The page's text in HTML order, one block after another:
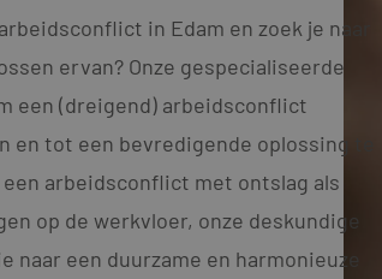
in Edam en zoek je naar
ervan? Onze gespecialiseerde
een (dreigend) arbeidsconflict
en tot een bevredigende oplossing te
arbeidsconflict met ontslag als
op de werkvloer, onze deskundige
een duurzame en harmonieuze